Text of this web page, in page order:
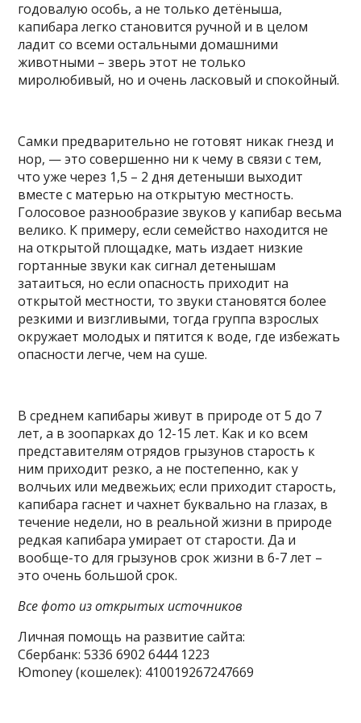
годовалую особь, а не только детёныша,
капибара легко становится ручной и в целом
ладит со всеми остальными домашними
животными – зверь этот не только
миролюбивый, но и очень ласковый и спокойный.
Самки предварительно не готовят никак гнезд и
нор, — это совершенно ни к чему в связи с тем,
что уже через 1,5 – 2 дня детеныши выходит
вместе с матерью на открытую местность.
Голосовое разнообразие звуков у капибар весьма
велико. К примеру, если семейство находится не
на открытой площадке, мать издает низкие
гортанные звуки как сигнал детенышам
затаиться, но если опасность приходит на
открытой местности, то звуки становятся более
резкими и визгливыми, тогда группа взрослых
окружает молодых и пятится к воде, где избежать
опасности легче, чем на суше.
В среднем капибары живут в природе от 5 до 7
лет, а в зоопарках до 12-15 лет. Как и ко всем
представителям отрядов грызунов старость к
ним приходит резко, а не постепенно, как у
волчьих или медвежьих; если приходит старость,
капибара гаснет и чахнет буквально на глазах, в
течение недели, но в реальной жизни в природе
редкая капибара умирает от старости. Да и
вообще-то для грызунов срок жизни в 6-7 лет –
это очень большой срок.
Все фото из открытых источников
Личная помощь на развитие сайта:
Сбербанк: 5336 6902 6444 1223
Юmoney (кошелек): 410019267247669